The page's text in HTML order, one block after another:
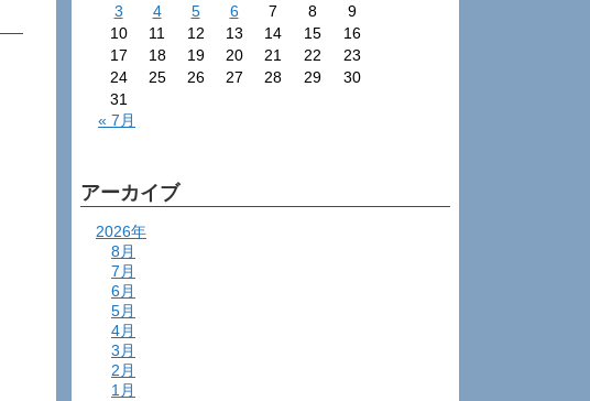
3
4 5 6 7 8
9
10
11 12 13 14 15
16
17
18 19 20 21 22
23
24
25 26 27 28 29
30
31
« 7月
アーカイブ
2026年
8月
7月
6月
5月
4月
3月
2月
1月